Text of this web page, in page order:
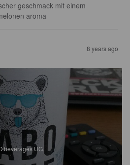
geschmack mit einem
aroma
8 years ago
beverages UG.